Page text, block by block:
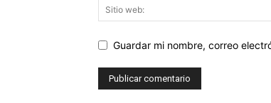
Guardar mi nombre, correo